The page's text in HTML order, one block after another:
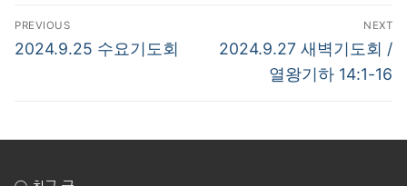
글
탐
PREVIOUS
Previous
2024.9.25 수요기도회
NEXT
Next
2024.9.27 새벽기도회 /
열왕기하 14:1-16